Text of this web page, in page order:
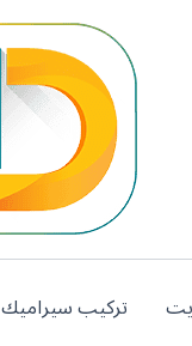
تركيب سيراميك